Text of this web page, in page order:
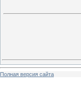
Полная версия сайта